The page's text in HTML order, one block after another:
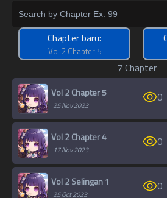
“Kenapa kok bisa sampai jadi
Kehidupan sehari-hari Yuya ambruk
7 Chapter
Chapter baru:
Vol 2 Chapter 5
Vol 2 Chapter 5
25 Nov 2023
0
Vol 2 Chapter 4
17 Nov 2023
0
Vol 2 Selingan 1
25 Oct 2023
0